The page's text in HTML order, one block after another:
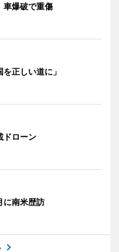
車爆破で重傷
正しい道に」
ドローン
に南米歴訪